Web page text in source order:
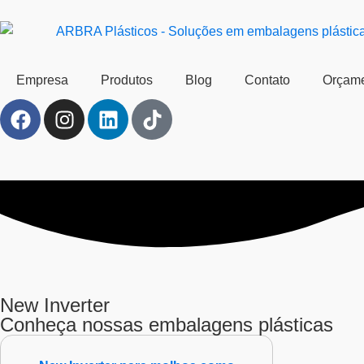
Empresa Produtos Blog Contato
New Inverter
Conheça nossas embalagens plásticas